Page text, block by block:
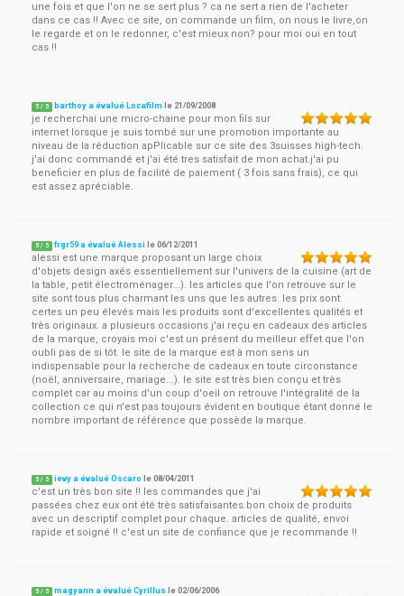
une fois et que l'on ne se sert plus ? ca ne sert a rien de l'acheter
dans ce cas !! Avec ce site, on commande un film, on nous le livre,on
le regarde et on le redonner, c'est mieux non? pour moi oui en tout
cas !!
5 / 5 barthoy a évalué Locafilm le 21/09/2008
je recherchai une micro-chaine pour mon fils sur
internet lorsque je suis tombé sur une promotion importante au
niveau de la réduction apPlicable sur ce site des 3suisses high-tech.
j'ai donc commandé et j'ai été tres satisfait de mon achat.j'ai pu
beneficier en plus de facilité de paiement ( 3 fois sans frais), ce qui
est assez apréciable.
5 / 5 frgr59 a évalué Alessi le06/12/2011
alessi est une marque proposant un large choix
d'objets design axés essentiellement sur l'univers de la cuisine (art de
la table, petit électroménager...). les articles que l'on retrouve sur le
site sont tous plus charmant les uns que les autres. les prix sont
certes un peu élevés mais les produits sont d'excellentes qualités et
très originaux. a plusieurs occasions j'ai reçu en cadeaux des articles
de la marque, croyais moi c'est un présent du meilleur effet que l'on
oubli pas de si tôt. le site de la marque est à mon sens un
indispensable pour la recherche de cadeaux en toute circonstance
(noël, anniversaire, mariage...). le site est très bien conçu et très
complet car au moins d'un coup d'oeil on retrouve l'intégralité de la
collection ce qui n'est pas toujours évident en boutique étant donné le
nombre important de référence que possède la marque.
5 / 5 ievy a évalué Oscaro le08/04/2011
c'est un très bon site !! les commandes que j'ai
passées chez eux ont été très satisfaisantes.bon choix de produits
avec un descriptif complet pour chaque. articles de qualité, envoi
rapide et soigné !! c'est un site de confiance que je recommande !!
5 / 5 magyann a évalué Cyrillus le02/06/2006